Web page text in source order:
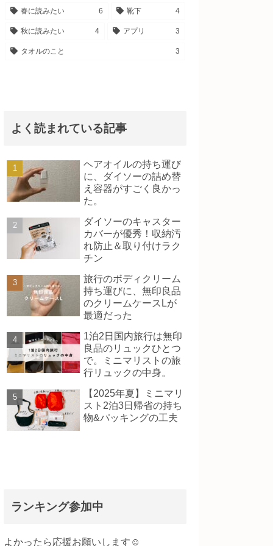
春に読みたい 6 靴下 4
秋に読みたい 4 アプリ 3
タオルのこと 3
よく読まれている記事
ヘアオイルの持ち運び
に、ダイソーの詰め替
え容器がすごく良かっ
た。
ダイソーのキャスター
カバーが優秀！収納汚
れ防止＆取り付けラク
チン
旅行のボディクリーム
持ち運びに、無印良品
のクリームケースLが
最適だった
1泊2日国内旅行は無印
良品のリュックひとつ
で。ミニマリストの旅
行リュックの中身。
【2025年夏】ミニマリ
スト2泊3日帰省の持ち
物&パッキングの工夫
ランキング参加中
よかったら応援お願いします☺️